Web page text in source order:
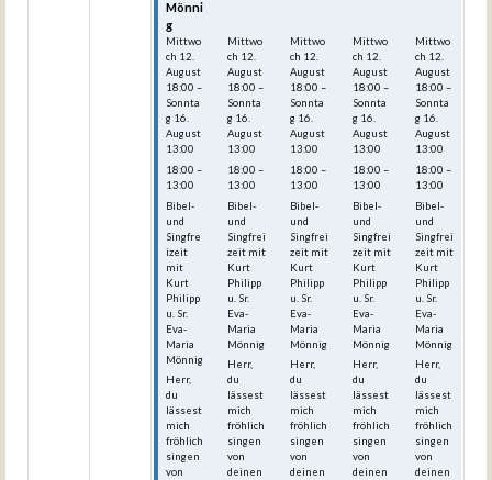
Mönni
g
Mittwo
ch 12.
August
18:00 –
Sonnta
g 16.
August
13:00
18:00 –
13:00
Bibel-
und
Singfre
izeit
mit
Kurt
Philipp
u. Sr.
Eva-
Maria
Mönnig
Herr,
du
lässest
mich
fröhlich
singen
von
Mittwo
ch 12.
August
18:00 –
Sonnta
g 16.
August
13:00
18:00 –
13:00
Bibel-
und
Singfrei
zeit mit
Kurt
Philipp
u. Sr.
Eva-
Maria
Mönnig
Herr,
du
lässest
mich
fröhlich
singen
von
deinen
Mittwo
ch 12.
August
18:00 –
Sonnta
g 16.
August
13:00
18:00 –
13:00
Bibel-
und
Singfrei
zeit mit
Kurt
Philipp
u. Sr.
Eva-
Maria
Mönnig
Herr,
du
lässest
mich
fröhlich
singen
von
deinen
Mittwo
ch 12.
August
18:00 –
Sonnta
g 16.
August
13:00
18:00 –
13:00
Bibel-
und
Singfrei
zeit mit
Kurt
Philipp
u. Sr.
Eva-
Maria
Mönnig
Herr,
du
lässest
mich
fröhlich
singen
von
deinen
Mittwo
ch 12.
August
18:00 –
Sonnta
g 16.
August
13:00
18:00 –
13:00
Bibel-
und
Singfrei
zeit mit
Kurt
Philipp
u. Sr.
Eva-
Maria
Mönnig
Herr,
du
lässest
mich
fröhlich
singen
von
deinen